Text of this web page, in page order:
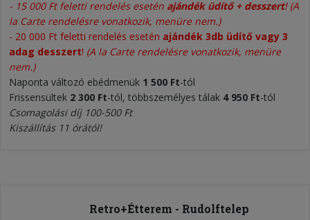
- 15 000 Ft feletti rendelés esetén ajándék üdítő + desszert!(A
la Carte rendelésre vonatkozik, menüre nem.)
- 20 000 Ft feletti rendelés esetén ajándék 3db üdítő vagy 3
adag desszert! (A la Carte rendelésre vonatkozik, menüre
nem.)
Naponta változó ebédmenük 1 500 Ft-tól
Frissensültek 2 300 Ft-tól, többszemélyes tálak 4 950 Ft-tól
Csomagolási díj 100-500 Ft
Kiszállítás 11 órától!
Retro+Étterem - Rudolftelep